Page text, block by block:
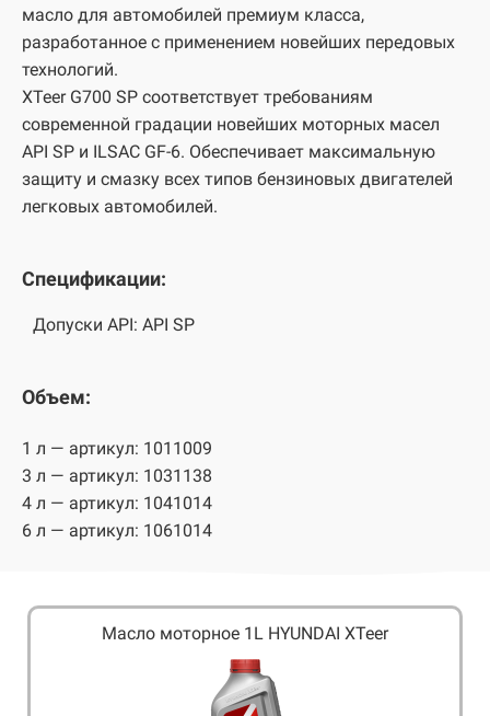
масло для автомобилей премиум класса,
разработанное с применением новейших передовых
технологий.
XTeer G700 SP соответствует требованиям
современной градации новейших моторных масел
API SP и ILSAC GF-6. Обеспечивает максимальную
защиту и смазку всех типов бензиновых двигателей
легковых автомобилей.
Спецификации:
Допуски API: API SP
Объем:
1 л — артикул: 1011009
3 л — артикул: 1031138
4 л — артикул: 1041014
6 л — артикул: 1061014
Масло моторное 1L HYUNDAI XTeer